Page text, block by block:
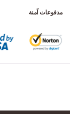
مدفوعات آمنة